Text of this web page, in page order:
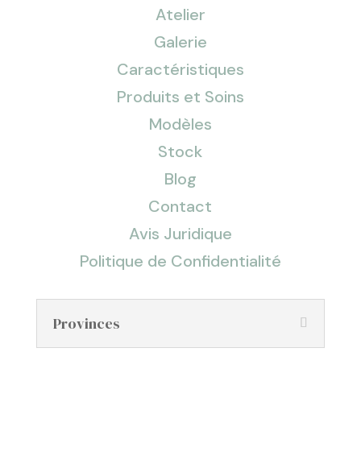
Atelier
Galerie
Caractéristiques
Produits et Soins
Modèles
Stock
Blog
Contact
Avis Juridique
Politique de Confidentialité
Provinces